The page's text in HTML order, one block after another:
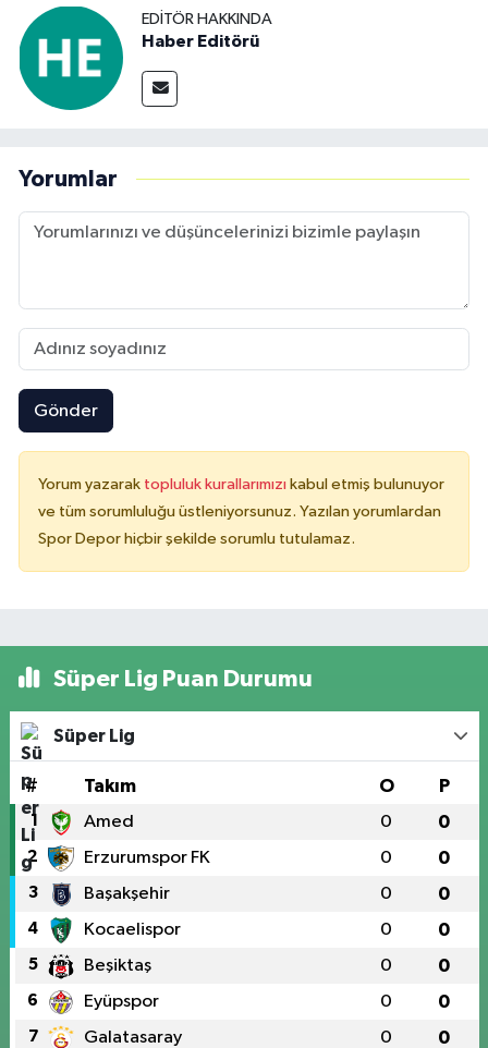
EDITÖR HAKKINDA
Haber Editörü
Yorumlar
Gönder
Yorum yazarak topluluk kurallarımızı kabul etmiş bulunuyor
ve tüm sorumluluğu üstleniyorsunuz. Yazılan yorumlardan
Spor Depor hiçbir şekilde sorumlu tutulamaz.
Süper Lig Puan Durumu
Süper Lig
# Takım O P
1 Amed 0 0
2 Erzurumspor FK 0 0
3 Başakşehir 0 0
4 Kocaelispor 0 0
5 Beşiktaş 0 0
6 Eyüpspor 0 0
7 Galatasaray 0 0